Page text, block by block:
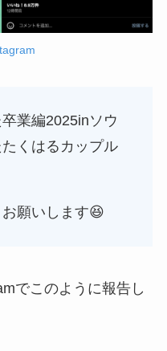
業編2025inソウ
くはるカップル
願いします😆
でこのように報告し